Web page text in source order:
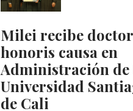
Milei recibe
honoris causa en
Administración de
Universidad
de Cali